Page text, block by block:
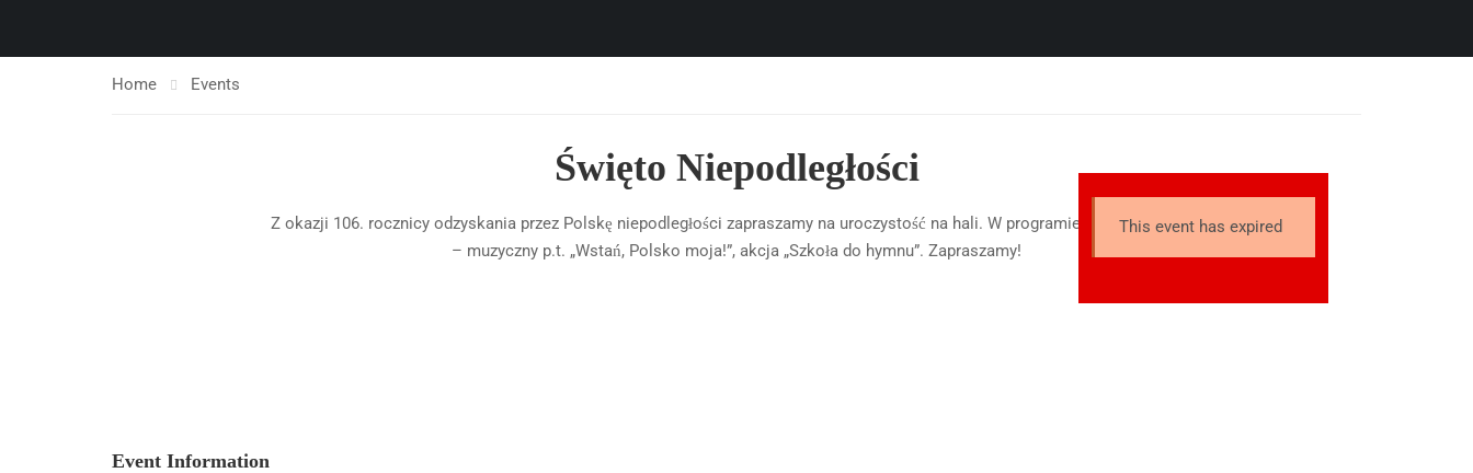
Home Events
Święto Niepodległości
Z okazji 106. rocznicy odzyskania przez Polskę niepodległości zapraszamy na uroczystość na hali. W programie: montaż słowno
– muzyczny p.t. „Wstań, Polsko moja!”, akcja „Szkoła do hymnu”. Zapraszamy!
This event has expired
Event Information